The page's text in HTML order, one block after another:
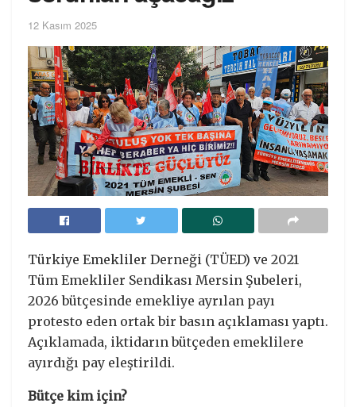
12 Kasım 2025
Türkiye Emekliler Derneği (TÜED) ve 2021
Tüm Emekliler Sendikası Mersin Şubeleri,
2026 bütçesinde emekliye ayrılan payı
protesto eden ortak bir basın açıklaması yaptı.
Açıklamada, iktidarın bütçeden emeklilere
ayırdığı pay eleştirildi.
Bütçe kim için?